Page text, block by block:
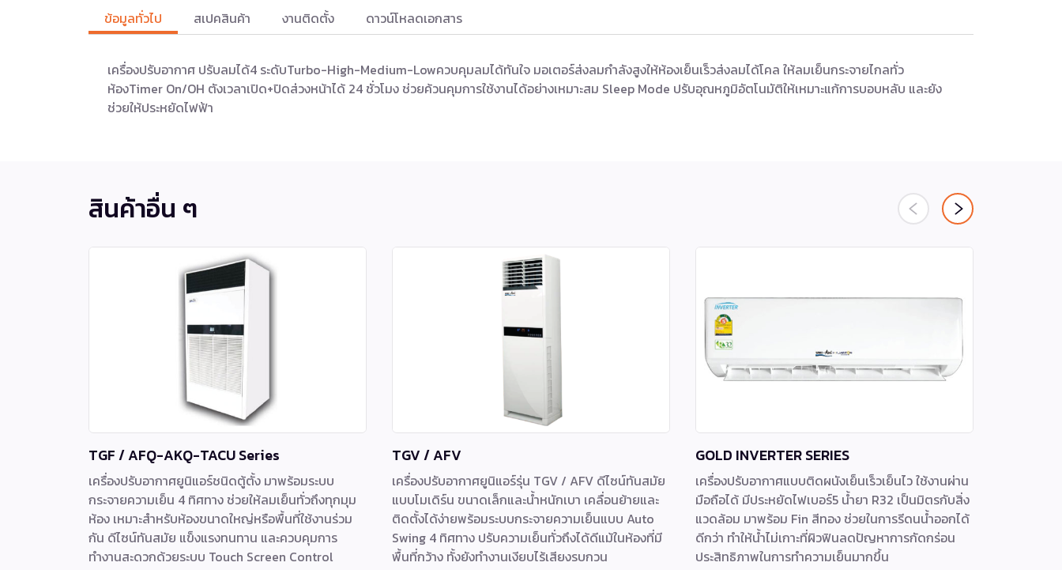
ข้อมูลทั่วไป สเปคสินค้า งานติดตั้ง ดาวน์โหลดเอกสาร
เครื่องปรับอากาศ ปรับลมได้4 ระดับTurbo-High-Medium-Lowควบคุมลมได้ทันใจ มอเตอร์ส่งลมกำลังสูงให้ห้องเย็นเร็วส่งลมได้โคล ให้ลมเย็นกระจายไกลทั่ว
ห้องTimer On/OH ตังเวลาเปิด+ปิดส่วงหน้าได้ 24 ชั่วโมง ช่วยค้วนคุมการใช้งานได้อย่างเหมาะสม Sleep Mode ปรับอุณหภูมิอัตโนมัติให้เหมาะแก้การบอบหลับ และยัง
ช่วยให้ประหยัดไฟฟ้า
สินค้าอื่น ๆ
TGF / AFQ-AKQ-TACU Series
เครื่องปรับอากาศยูนิแอร์ชนิดตู้ตั้ง มาพร้อมระบบ
กระจายความเย็น 4 ทิศทาง ช่วยให้ลมเย็นทั่วถึงทุกมุม
ห้อง เหมาะสำหรับห้องขนาดใหญ่หรือพื้นที่ใช้งานร่วม
กัน ดีไซน์ทันสมัย แข็งแรงทนทาน และควบคุมการ
ทำงานสะดวกด้วยระบบ Touch Screen Control
TGV / AFV
เครื่องปรับอากาศยูนิแอร์รุ่น TGV / AFV ดีไซน์ทันสมัย
แบบโมเดิร์น ขนาดเล็กและน้ำหนักเบา เคลื่อนย้ายและ
ติดตั้งได้ง่ายพร้อมระบบกระจายความเย็นแบบ Auto
Swing 4 ทิศทาง ปรับความเย็นทั่วถึงได้ดีแม้ในห้องที่มี
พื้นที่กว้าง ทั้งยังทำงานเงียบไร้เสียงรบกวน
GOLD INVERTER SERIES
เครื่องปรับอากาศแบบติดผนังเย็นเร็วเย็นไว ใช้งานผ่าน
มือถือได้ มีประหยัดไฟเบอร์5 น้ำยา R32 เป็นมิตรกับสิ่ง
แวดล้อม มาพร้อม Fin สีทอง ช่วยในการรีดนน้ำออกได้
ดีกว่า ทำให้น้ำไม่เกาะที่ผิวฟินลดปัญหาการกัดกร่อน
ประสิทธิภาพในการทำความเย็นมากขึ้น